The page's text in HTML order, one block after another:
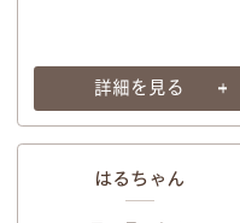
詳細を見る
はるちゃん